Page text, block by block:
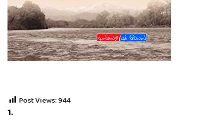
Post Views:944
1.